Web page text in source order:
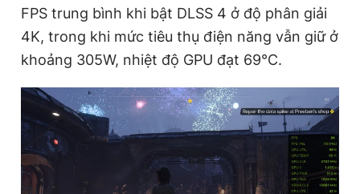
FPS trung bình khi bật DLSS 4 ở độ phân giải
4K, trong khi mức tiêu thụ điện năng vẫn giữ ở
khoảng 305W, nhiệt độ GPU đạt 69°C.